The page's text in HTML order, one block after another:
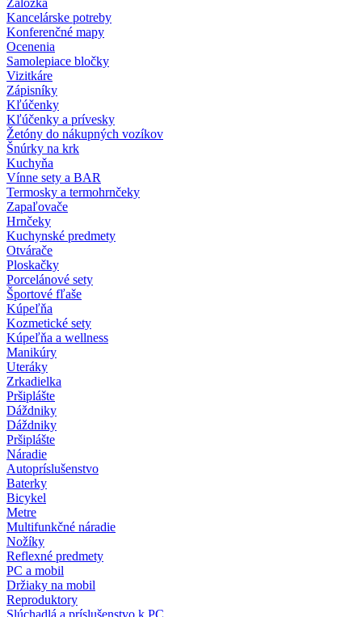
Záložka
Kancelárske potreby
Konferenčné mapy
Ocenenia
Samolepiace bločky
Vizitkáre
Zápisníky
Kľúčenky
Kľúčenky a prívesky
Žetóny do nákupných vozíkov
Šnúrky na krk
Kuchyňa
Vínne sety a BAR
Termosky a termohrnčeky
Zapaľovače
Hrnčeky
Kuchynské predmety
Otvárače
Ploskačky
Porcelánové sety
Športové fľaše
Kúpeľňa
Kozmetické sety
Kúpeľňa a wellness
Manikúry
Uteráky
Zrkadielka
Pršiplášte
Dáždniky
Dáždniky
Pršiplášte
Náradie
Autopríslušenstvo
Baterky
Bicykel
Metre
Multifunkčné náradie
Nožíky
Reflexné predmety
PC a mobil
Držiaky na mobil
Reproduktory